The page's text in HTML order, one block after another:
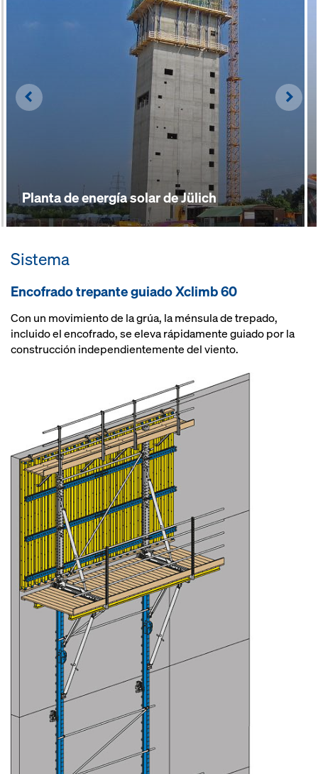
fácilmente adaptable a las
diferentes condiciones de la
intemperie gracias a diversas
variantes de cerramiento
Planta de energía solar de Jülich
Left
Sistema
Encofrado trepante guiado Xclimb 60
Con un movimiento de la grúa, la ménsula de trepado,
incluido el encofrado, se eleva rápidamente guiado por la
construcción independientemente del viento.